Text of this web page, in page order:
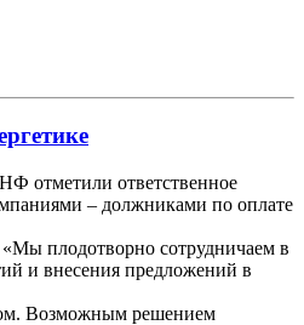
отметили ответственное
– должниками по оплате
плодотворно сотрудничаем в
и внесения предложений в
Возможным решением